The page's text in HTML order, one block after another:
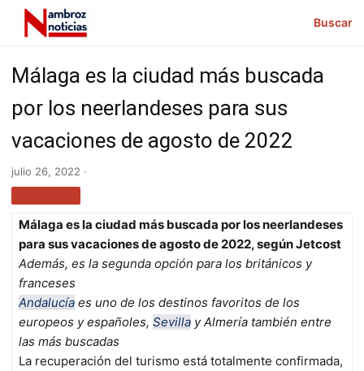
Buscar
Málaga es la ciudad más buscada
por los neerlandeses para sus
vacaciones de agosto de 2022
julio 26, 2022 ·
Málaga es la ciudad más buscada por los neerlandeses
para sus vacaciones de agosto de 2022, según Jetcost
Además, es la segunda opción para los británicos y
franceses
Andalucía es uno de los destinos favoritos de los
europeos y españoles, Sevilla y Almería también entre
las más buscadas
La recuperación del turismo está totalmente confirmada,